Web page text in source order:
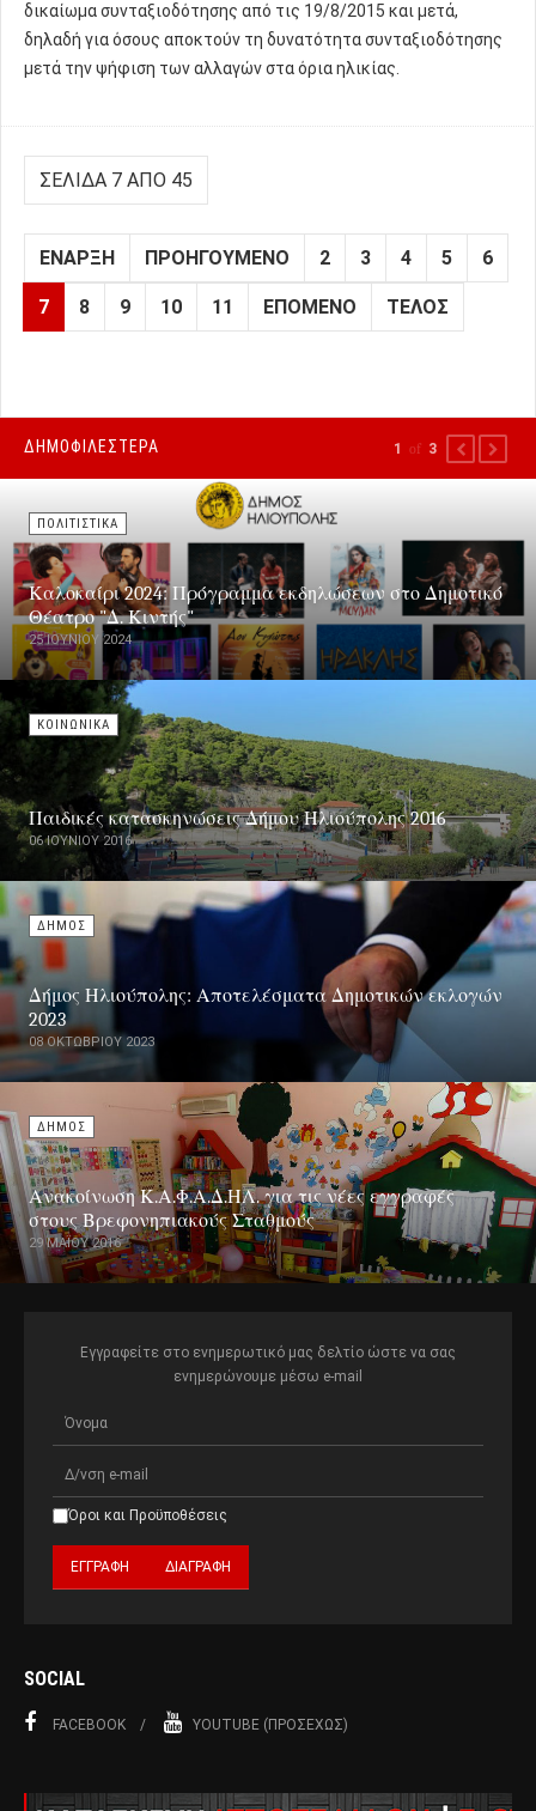
δικαίωμα συνταξιοδότησης από τις 19/8/2015 και μετά,
δηλαδή για όσους αποκτούν τη δυνατότητα συνταξιοδότησης
μετά την ψήφιση των αλλαγών στα όρια ηλικίας.
ΣΕΛΊΔΑ 7 ΑΠΌ 45
ΈΝΑΡΞΗ ΠΡΟΗΓΟΎΜΕΝΟ 2 3 4 5 6
7 8 9 10 11 ΕΠΌΜΕΝΟ ΤΈΛΟΣ
ΔΗΜΟΦΙΛΕΣΤΕΡΑ
ΠΟΛΙΤΙΣΤΙΚΑ
Καλοκαίρι 2024: Πρόγραμμα εκδηλώσεων στο Δημοτικό
Θέατρο "Δ. Κιντής"
25 ΙΟΥΝΊΟΥ 2024
ΚΟΙΝΩΝΙΚΑ
Παιδικές κατασκηνώσεις Δήμου Ηλιούπολης 2016
06 ΙΟΥΝΊΟΥ 2016
ΔΗΜΟΣ
Δήμος Ηλιούπολης: Αποτελέσματα Δημοτικών εκλογών
2023
08 ΟΚΤΩΒΡΊΟΥ 2023
ΔΗΜΟΣ
Ανακοίνωση Κ.Α.Φ.Α.Δ.ΗΛ. για τις νέες εγγραφές
στους Βρεφονηπιακούς Σταθμούς
29 ΜΑΪ́ΟΥ 2016
1 of 3 PREVIOUS
NEXT
Εγγραφείτε στο ενημερωτικό μας δελτίο ώστε να σας
ενημερώνουμε μέσω e-mail
Όροι και Προϋποθέσεις
SOCIAL
FACEBOOK YOUTUBE (ΠΡΟΣΕΧΏΣ)